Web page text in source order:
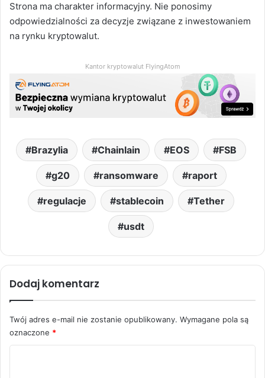
Strona ma charakter informacyjny. Nie ponosimy
odpowiedzialności za decyzje związane z inwestowaniem
na rynku kryptowalut.
Kantor kryptowalut FlyingAtom
Brazylia Chainlain EOS FSB
g20 ransomware raport
regulacje stablecoin Tether
usdt
Dodaj komentarz
Twój adres e-mail nie zostanie opublikowany. Wymagane pola są
oznaczone *